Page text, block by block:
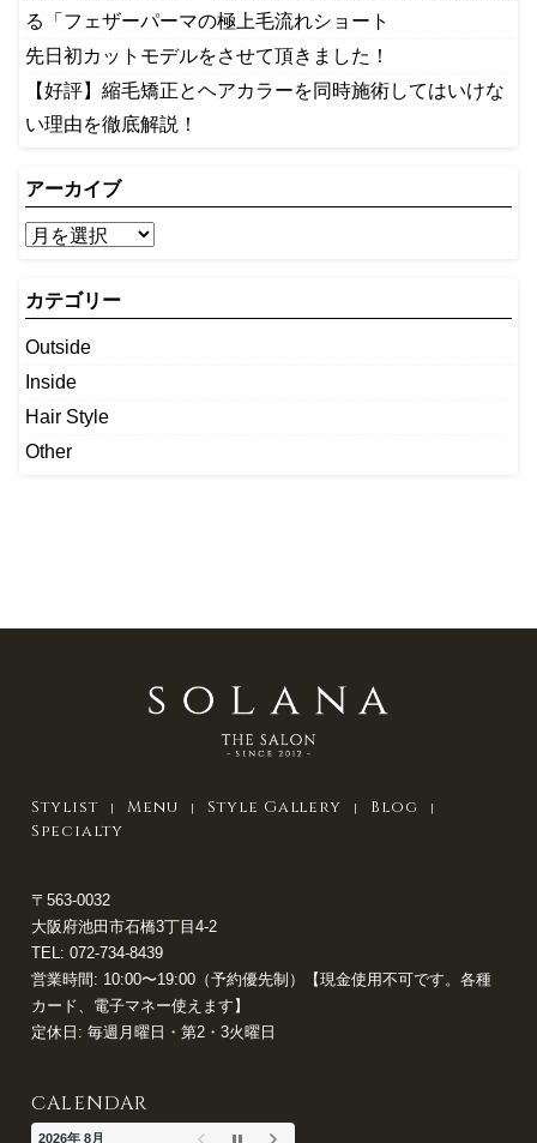
る「フェザーパーマの極上毛流れショート
先日初カットモデルをさせて頂きました！
【好評】縮毛矯正とヘアカラーを同時施術してはいけな
い理由を徹底解説！
アーカイブ
カテゴリー
Outside
Inside
Hair Style
Other
Stylist Menu Style Gallery
Blog
Specialty
〒563-0032
大阪府池田市石橋3丁目4-2
TEL: 072-734-8439
営業時間: 10:00〜19:00（予約優先制）【現金使用不可です。各種
カード、電子マネー使えます】
定休日: 毎週月曜日・第2・3火曜日
CALENDAR
2026年 8月